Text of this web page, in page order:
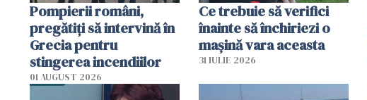
Pompierii români,
pregătiţi să intervină în
Grecia pentru
stingerea incendiilor
01 AUGUST 2026
Ce trebuie să verifici
înainte să închiriezi o
mașină vara aceasta
31 IULIE 2026